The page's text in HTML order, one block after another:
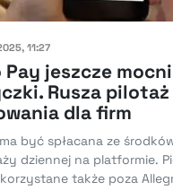
11:27
Pay jeszcze
Rusza pilotaż
dla firm
być spłacana ze
dziennej na platformie.
także poza